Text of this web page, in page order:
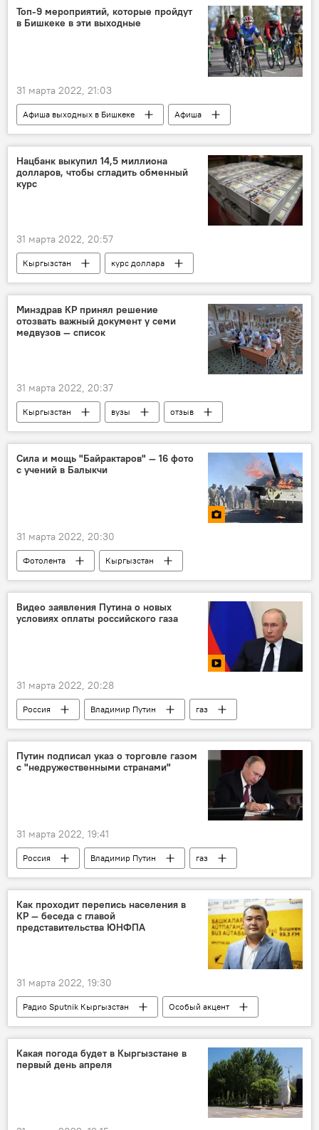
Топ-9 мероприятий, которые пройдут
в Бишкеке в эти выходные
31 марта 2022, 21:03
Афиша выходных в Бишкеке
Афиша
Бишкек
Кыргызстан
отдых
спектакль
выставка
велопробег
опера
Stand up
Нацбанк выкупил 14,5 миллиона
долларов, чтобы сгладить обменный
курс
31 марта 2022, 20:57
Кыргызстан
курс доллара
Национальный банк КР
покупка
интервенция
Минздрав КР принял решение
отозвать важный документ у семи
медвузов — список
31 марта 2022, 20:37
Кыргызстан вузы
отзыв
студенты
условия
Сила и мощь "Байрактаров" — 16 фото
с учений в Балыкчи
31 марта 2022, 20:30
Фотолента
Кыргызстан
военные учения
Садыр Жапаров
Балыкчи
Иссык-Кульская область
Видео заявления Путина о новых
условиях оплаты российского газа
31 марта 2022, 20:28
Россия Владимир Путин
газ
Европа
видео
оплата
рубль
Путин подписал указ о торговле газом
с "недружественными странами"
31 марта 2022, 19:41
Россия Владимир Путин
газ
указ
торговля
страны
счет
банк рубль
Как проходит перепись населения в
КР — беседа с главой
представительства ЮНФПА
31 марта 2022, 19:30
Радио Sputnik Кыргызстан
Особый акцент
перепись
Кыргызстан
население
жилищный фонд
ООН
данные
город
село
Какая погода будет в Кыргызстане в
первый день апреля